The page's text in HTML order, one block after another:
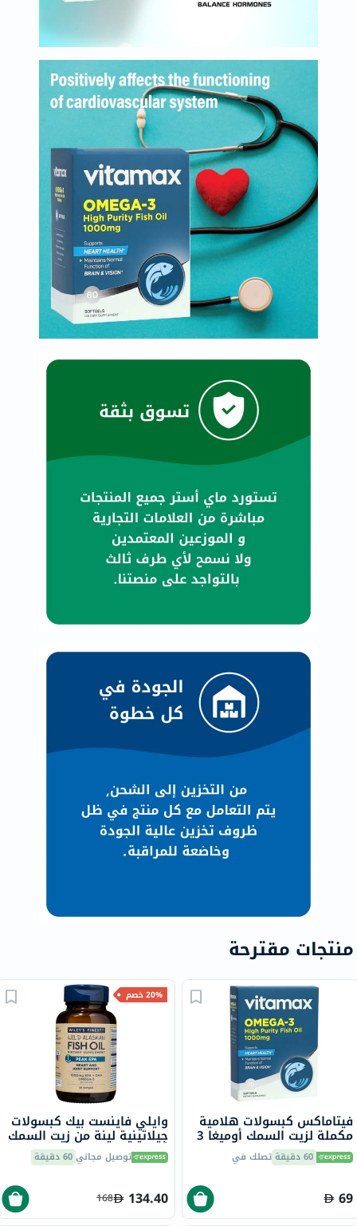
منتجات مقترحة
فيتاماكس كبسولات هلامية
مكملة لزيت السمك أوميغا 3
1000 ملجم حزمة من 30 60 دقيقة تصلك في
69
20% خصم
وايلي فاينست بيك كبسولات
جيلاتينية لينة من زيت السمك
أوميغا 3 بتركيز 1000 ملجم
من حمض إيكوسابنتينويك
توصيل مجاني60 دقيقة
134.40
168